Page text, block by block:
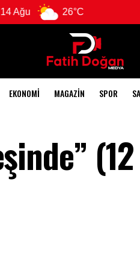
26°C
EKONOMI MAGAZIN SPOR